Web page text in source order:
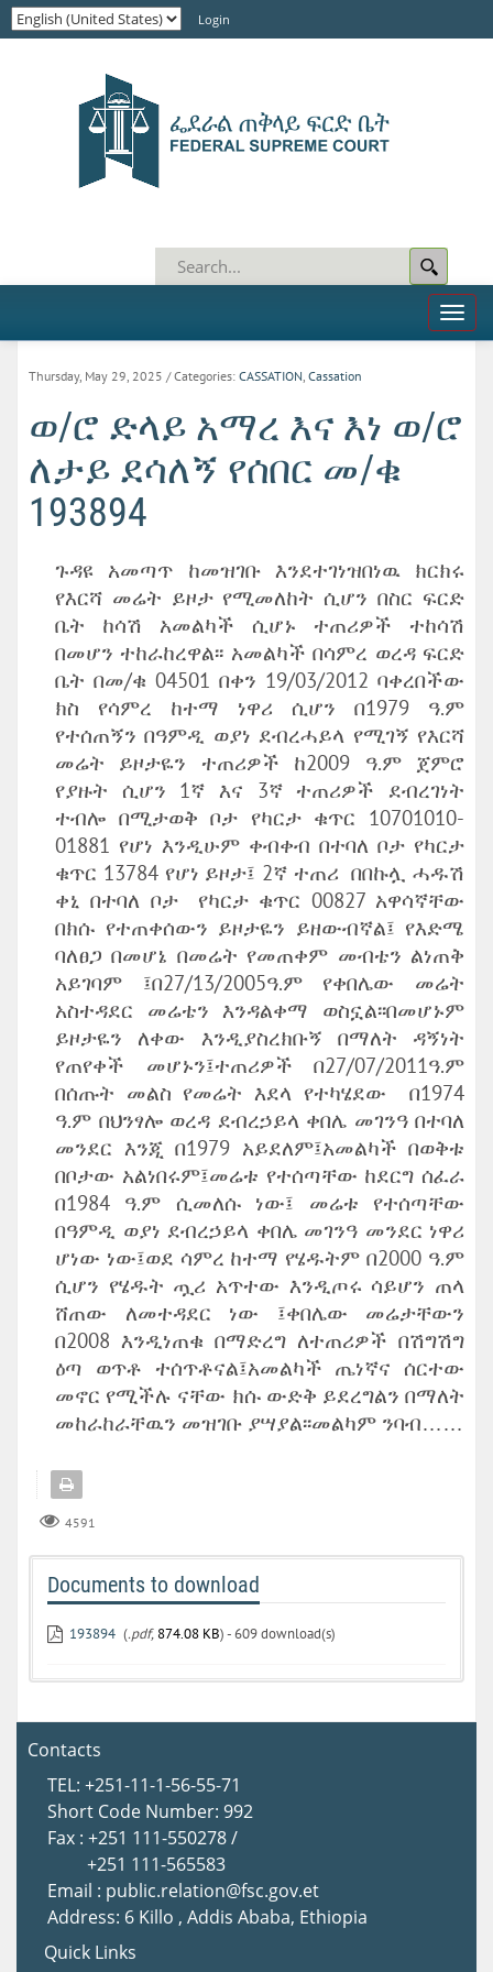
Login
Toggle
Thursday, May 29, 2025 / Categories: CASSATION, Cassation
ወ/ሮ ድላይ አማረ እና እነ ወ/ሮ
ለታይ ደሳለኝ የሰበር መ/ቁ
193894
ጉዳዩ አመጣጥ ከመዝገቡ እንደተገነዝበነዉ ክርክሩ
የእርሻ መሬት ይዞታ የሚመለከት ሲሆን በስር ፍርድ
ቤት ከሳሽ አመልካች ሲሆኑ ተጠሪዎች ተከሳሽ
በመሆን ተከራከረዋል፡፡ አመልካች በሳምረ ወረዳ ፍርድ
ቤት በመ/ቁ 04501 በቀን 19/03/2012 ባቀረበችው
ክስ የሳምረ ከተማ ነዋሪ ሲሆን በ1979 ዓ.ም
የተሰጠኝን በዓምዲ ወያነ ደብረሓይላ የሚገኝ የእርሻ
መሬት ይዞታዬን ተጠሪዎች ከ2009 ዓ.ም ጀምሮ
የያዙት ሲሆን 1ኛ እና 3ኛ ተጠሪዎች ደብረገነት
ተብሎ በሚታወቅ ቦታ የካርታ ቁጥር 10701010-
01881 የሆነ እንዲሁም ቀብቀብ በተባለ ቦታ የካርታ
ቁጥር 13784 የሆነ ይዞታ፤ 2ኛ ተጠሪ በበኩሏ ሓዱሽ
ቀኒ በተባለ ቦታ የካርታ ቁጥር 00827 አዋሳኛቸው
በክሱ የተጠቀሰውን ይዞታዬን ይዘውብኛል፤ የእድሜ
ባለፀጋ በመሆኔ በመሬት የመጠቀም መብቴን ልነጠቅ
አይገባም ፤በ27/13/2005ዓ.ም የቀበሌው መሬት
አስተዳደር መሬቴን እንዳልቀማ ወስኗል፡፡በመሆኑም
ይዞታዬን ለቀው እንዲያስረክቡኝ በማለት ዳኝነት
የጠየቀች መሆኑን፤ተጠሪዎች በ27/07/2011ዓ.ም
በሰጡት መልስ የመሬት እደላ የተካሄደው በ1974
ዓ.ም በህንፃሎ ወረዳ ደብረኃይላ ቀበሌ መገንዓ በተባለ
መንደር እንጂ በ1979 አይደለም፤አመልካች በወቅቱ
በቦታው አልነበሩም፤መሬቱ የተሰጣቸው ከደርግ ሰፈራ
በ1984 ዓ.ም ሲመለሱ ነው፤ መሬቱ የተሰጣቸው
በዓምዲ ወያነ ደብረኃይላ ቀበሌ መገንዓ መንደር ነዋሪ
ሆነው ነው፤ወደ ሳምረ ከተማ የሄዱትም በ2000 ዓ.ም
ሲሆን የሄዱት ጧሪ አጥተው እንዲጦሩ ሳይሆን ጠላ
ሸጠው ለመተዳደር ነው ፤ቀበሌው መሬታቸውን
በ2008 እንዲነጠቁ በማድረግ ለተጠሪዎች በሽግሽግ
ዕጣ ወጥቶ ተሰጥቶናል፤አመልካች ጤነኛና ሰርተው
መኖር የሚችሉ ናቸው ክሱ ውድቅ ይደረግልን በማለት
መከራከራቸዉን መዝገቡ ያሣያል፡፡መልካም ንባብ……
4591
Documents to download
193894 (.pdf, 874.08 KB) - 609 download(s)
Contacts
TEL: +251-11-1-56-55-71
Short Code Number: 992
Fax : +251 111-550278 /
+251 111-565583
Email : public.relation@fsc.gov.et
Address: 6 Killo , Addis Ababa, Ethiopia
Quick Links